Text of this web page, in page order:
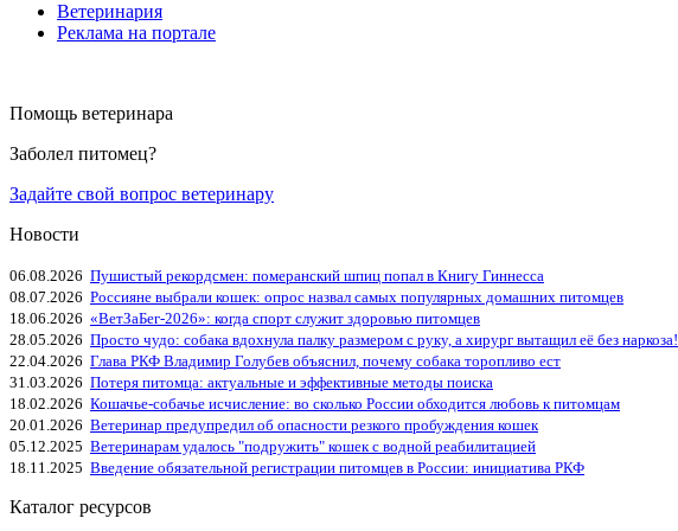
Ветеринария
Реклама на портале
Помощь ветеринара
Заболел питомец?
Задайте свой вопрос ветеринару
Новости
06.08.2026 Пушистый рекордсмен: померанский шпиц попал в Книгу Гиннесса
08.07.2026 Россияне выбрали кошек: опрос назвал самых популярных домашних питомцев
18.06.2026 «ВетЗаБег‑2026»: когда спорт служит здоровью питомцев
28.05.2026 Просто чудо: собака вдохнула палку размером с руку, а хирург вытащил её без наркоза!
22.04.2026 Глава РКФ Владимир Голубев объяснил, почему собака торопливо ест
31.03.2026 Потеря питомца: актуальные и эффективные методы поиска
18.02.2026 Кошачье-собачье исчисление: во сколько России обходится любовь к питомцам
20.01.2026 Ветеринар предупредил об опасности резкого пробуждения кошек
05.12.2025 Ветеринарам удалось "подружить" кошек с водной реабилитацией
18.11.2025 Введение обязательной регистрации питомцев в России: инициатива РКФ
Каталог ресурсов